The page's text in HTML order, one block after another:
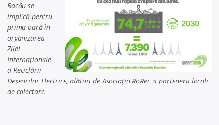
Bacău se
implică pentru
prima oară în
organizarea
Zilei
Internaționale
a Reciclării
Deșeurilor Electrice, alături de Asociația RoRec și partenerii locali
de colectare.